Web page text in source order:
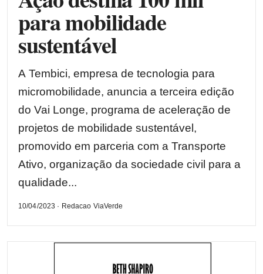
para mobilidade
sustentável
A Tembici, empresa de tecnologia para
micromobilidade, anuncia a terceira edição
do Vai Longe, programa de aceleração de
projetos de mobilidade sustentável,
promovido em parceria com a Transporte
Ativo, organização da sociedade civil para a
qualidade...
10/04/2023 · Redacao ViaVerde